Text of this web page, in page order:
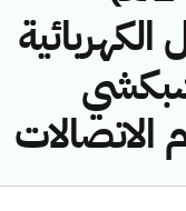
الاتصالات